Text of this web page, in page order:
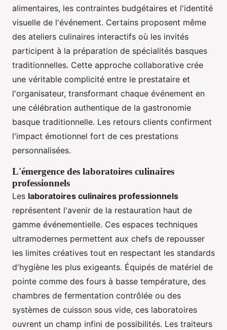
alimentaires, les contraintes budgétaires et l'identité
visuelle de l'événement. Certains proposent même
des ateliers culinaires interactifs où les invités
participent à la préparation de spécialités basques
traditionnelles. Cette approche collaborative crée
une véritable complicité entre le prestataire et
l'organisateur, transformant chaque événement en
une célébration authentique de la gastronomie
basque traditionnelle. Les retours clients confirment
l'impact émotionnel fort de ces prestations
personnalisées.
L'émergence des laboratoires culinaires
professionnels
Les laboratoires culinaires professionnels
représentent l'avenir de la restauration haut de
gamme événementielle. Ces espaces techniques
ultramodernes permettent aux chefs de repousser
les limites créatives tout en respectant les standards
d'hygiène les plus exigeants. Équipés de matériel de
pointe comme des fours à basse température, des
chambres de fermentation contrôlée ou des
systèmes de cuisson sous vide, ces laboratoires
ouvrent un champ infini de possibilités. Les traiteurs